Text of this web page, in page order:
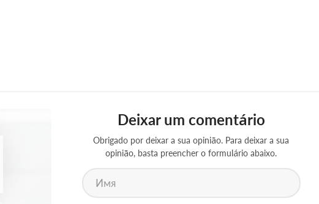
Deixar um comentário
Obrigado por deixar a sua opinião. Para deixar a sua
opinião, basta preencher o formulário abaixo.